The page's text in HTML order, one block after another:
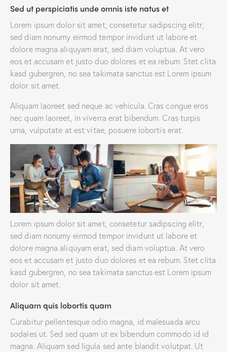
Sed ut perspiciatis unde omnis iste natus et
Lorem ipsum dolor sit amet, consetetur sadipscing elitr,
sed diam nonumy eirmod tempor invidunt ut labore et
dolore magna aliquyam erat, sed diam voluptua. At vero
eos et accusam et justo duo dolores et ea rebum. Stet clita
kasd gubergren, no sea takimata sanctus est Lorem ipsum
dolor sit amet.
Aliquam laoreet sed neque ac vehicula. Cras congue eros
nec quam laoreet, in viverra erat bibendum. Cras turpis
urna, vulputate at est vitae, posuere lobortis erat.
Lorem ipsum dolor sit amet, consetetur sadipscing elitr,
sed diam nonumy eirmod tempor invidunt ut labore et
dolore magna aliquyam erat, sed diam voluptua. At vero
eos et accusam et justo duo dolores et ea rebum. Stet clita
kasd gubergren, no sea takimata sanctus est Lorem ipsum
dolor sit amet.
Aliquam quis lobortis quam
Curabitur pellentesque odio magna, id malesuada arcu
sodales ut. Sed sed quam ut ex bibendum commodo id id
magna. Aliquam sed ligula sed ante blandit volutpat. Ut